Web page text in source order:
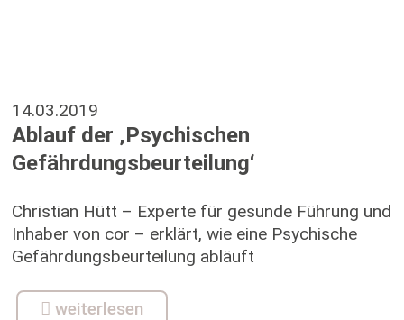
14.03.2019
Ablauf der ‚Psychischen
Gefährdungsbeurteilung‘
Christian Hütt – Experte für gesunde Führung und
Inhaber von cor – erklärt, wie eine Psychische
Gefährdungsbeurteilung abläuft
weiterlesen